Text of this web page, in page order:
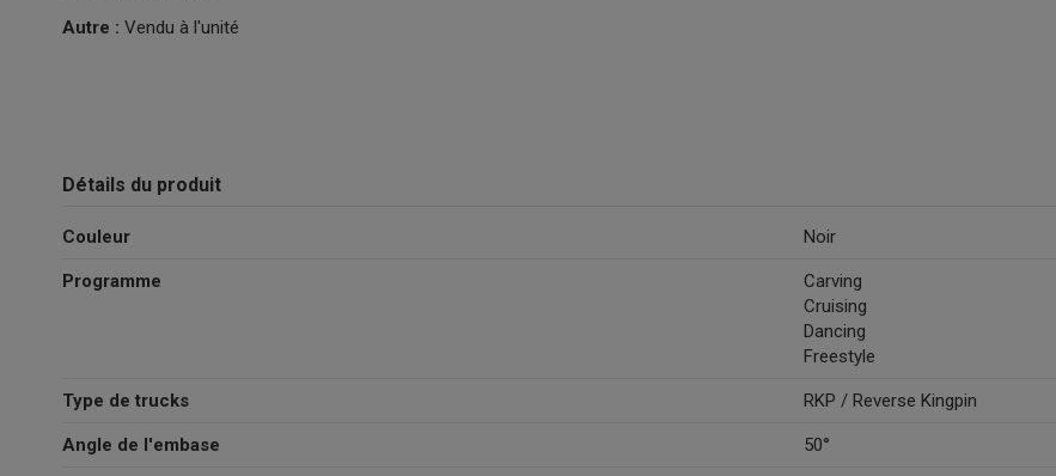
Autre : Vendu à l'unité
Détails du produit
Couleur Noir
Programme
Carving
Cruising
Dancing
Freestyle
Type de trucks RKP / Reverse Kingpin
Angle de l'embase 50°